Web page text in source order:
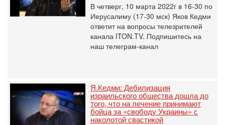
В четверг, 10 марта 2022г в 16-30 по
Иерусалиму (17-30 мск) Яков Кедми
ответит на вопросы телезрителей
канала ITON.TV. Подпишитесь на
наш телеграм-канал
Я.Кедми: Дебилизация
израильского общества дошла до
того, что на лечение принимают
бойца за «свободу Украины» с
наколотой свастикой